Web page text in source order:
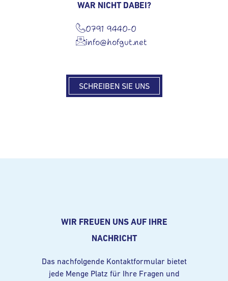
WAR NICHT DABEI?
0791 9440-0
info@hofgut.net
SCHREIBEN SIE UNS
WIR FREUEN UNS AUF IHRE
NACHRICHT
Das nachfolgende Kontaktformular bietet
jede Menge Platz für Ihre Fragen und